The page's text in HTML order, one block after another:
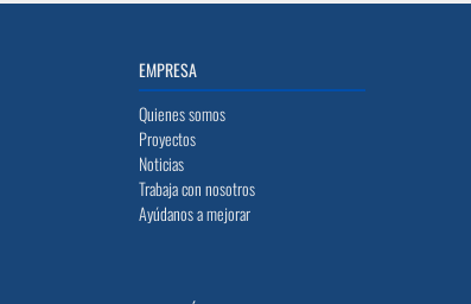
EMPRESA
Quienes somos
Proyectos
Noticias
Trabaja con nosotros
Ayúdanos a mejorar